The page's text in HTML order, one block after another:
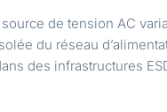
de tension AC
du réseau
des infrastructures